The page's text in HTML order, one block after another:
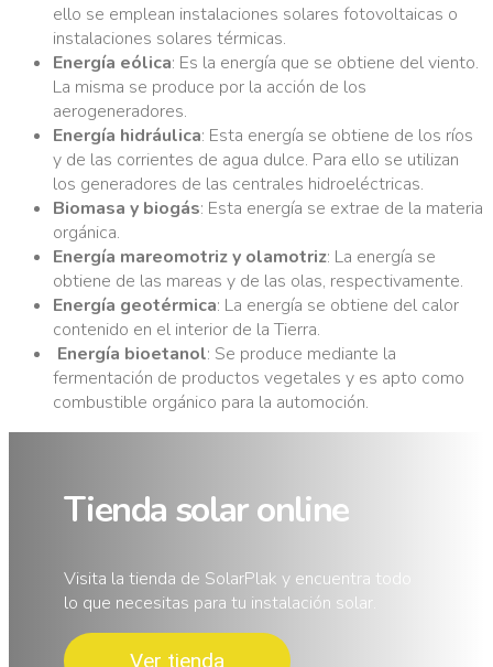
ello se emplean instalaciones solares fotovoltaicas o
instalaciones solares térmicas.
Energía eólica: Es la energía que se obtiene del viento.
La misma se produce por la acción de los
aerogeneradores.
Energía hidráulica: Esta energía se obtiene de los ríos
y de las corrientes de agua dulce. Para ello se utilizan
los generadores de las centrales hidroeléctricas.
Biomasa y biogás: Esta energía se extrae de la materia
orgánica.
Energía mareomotriz y olamotriz: La energía se
obtiene de las mareas y de las olas, respectivamente.
Energía geotérmica: La energía se obtiene del calor
contenido en el interior de la Tierra.
Energía bioetanol: Se produce mediante la
fermentación de productos vegetales y es apto como
combustible orgánico para la automoción.
Tienda solar online
Visita la tienda de SolarPlak y encuentra todo
lo que necesitas para tu instalación solar.
Ver tienda